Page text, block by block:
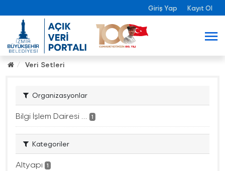
Giriş Yap Kayıt Ol
Veri Setleri
Organizasyonlar
Bilgi İşlem Dairesi ... 1
Kategoriler
Altyapı 1